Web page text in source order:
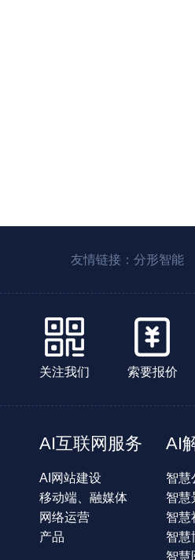
友情链接： 分形智能
关注我们 索要报价
AI互联网服务
AI网站建设
移动端、融媒体
网络运营
产品
AI
智慧
智慧
智慧
智慧
智慧